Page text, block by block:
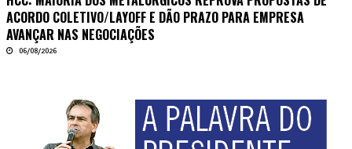
ACORDO COLETIVO/LAYOFF E DÃO PRAZO PARA EMPRESA
AVANÇAR NAS NEGOCIAÇÕES
06/08/2026